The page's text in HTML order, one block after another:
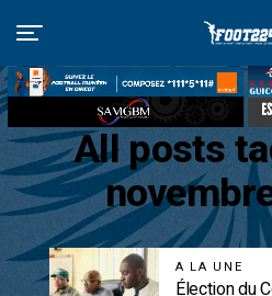
All posts
A LA UNE
Élection du